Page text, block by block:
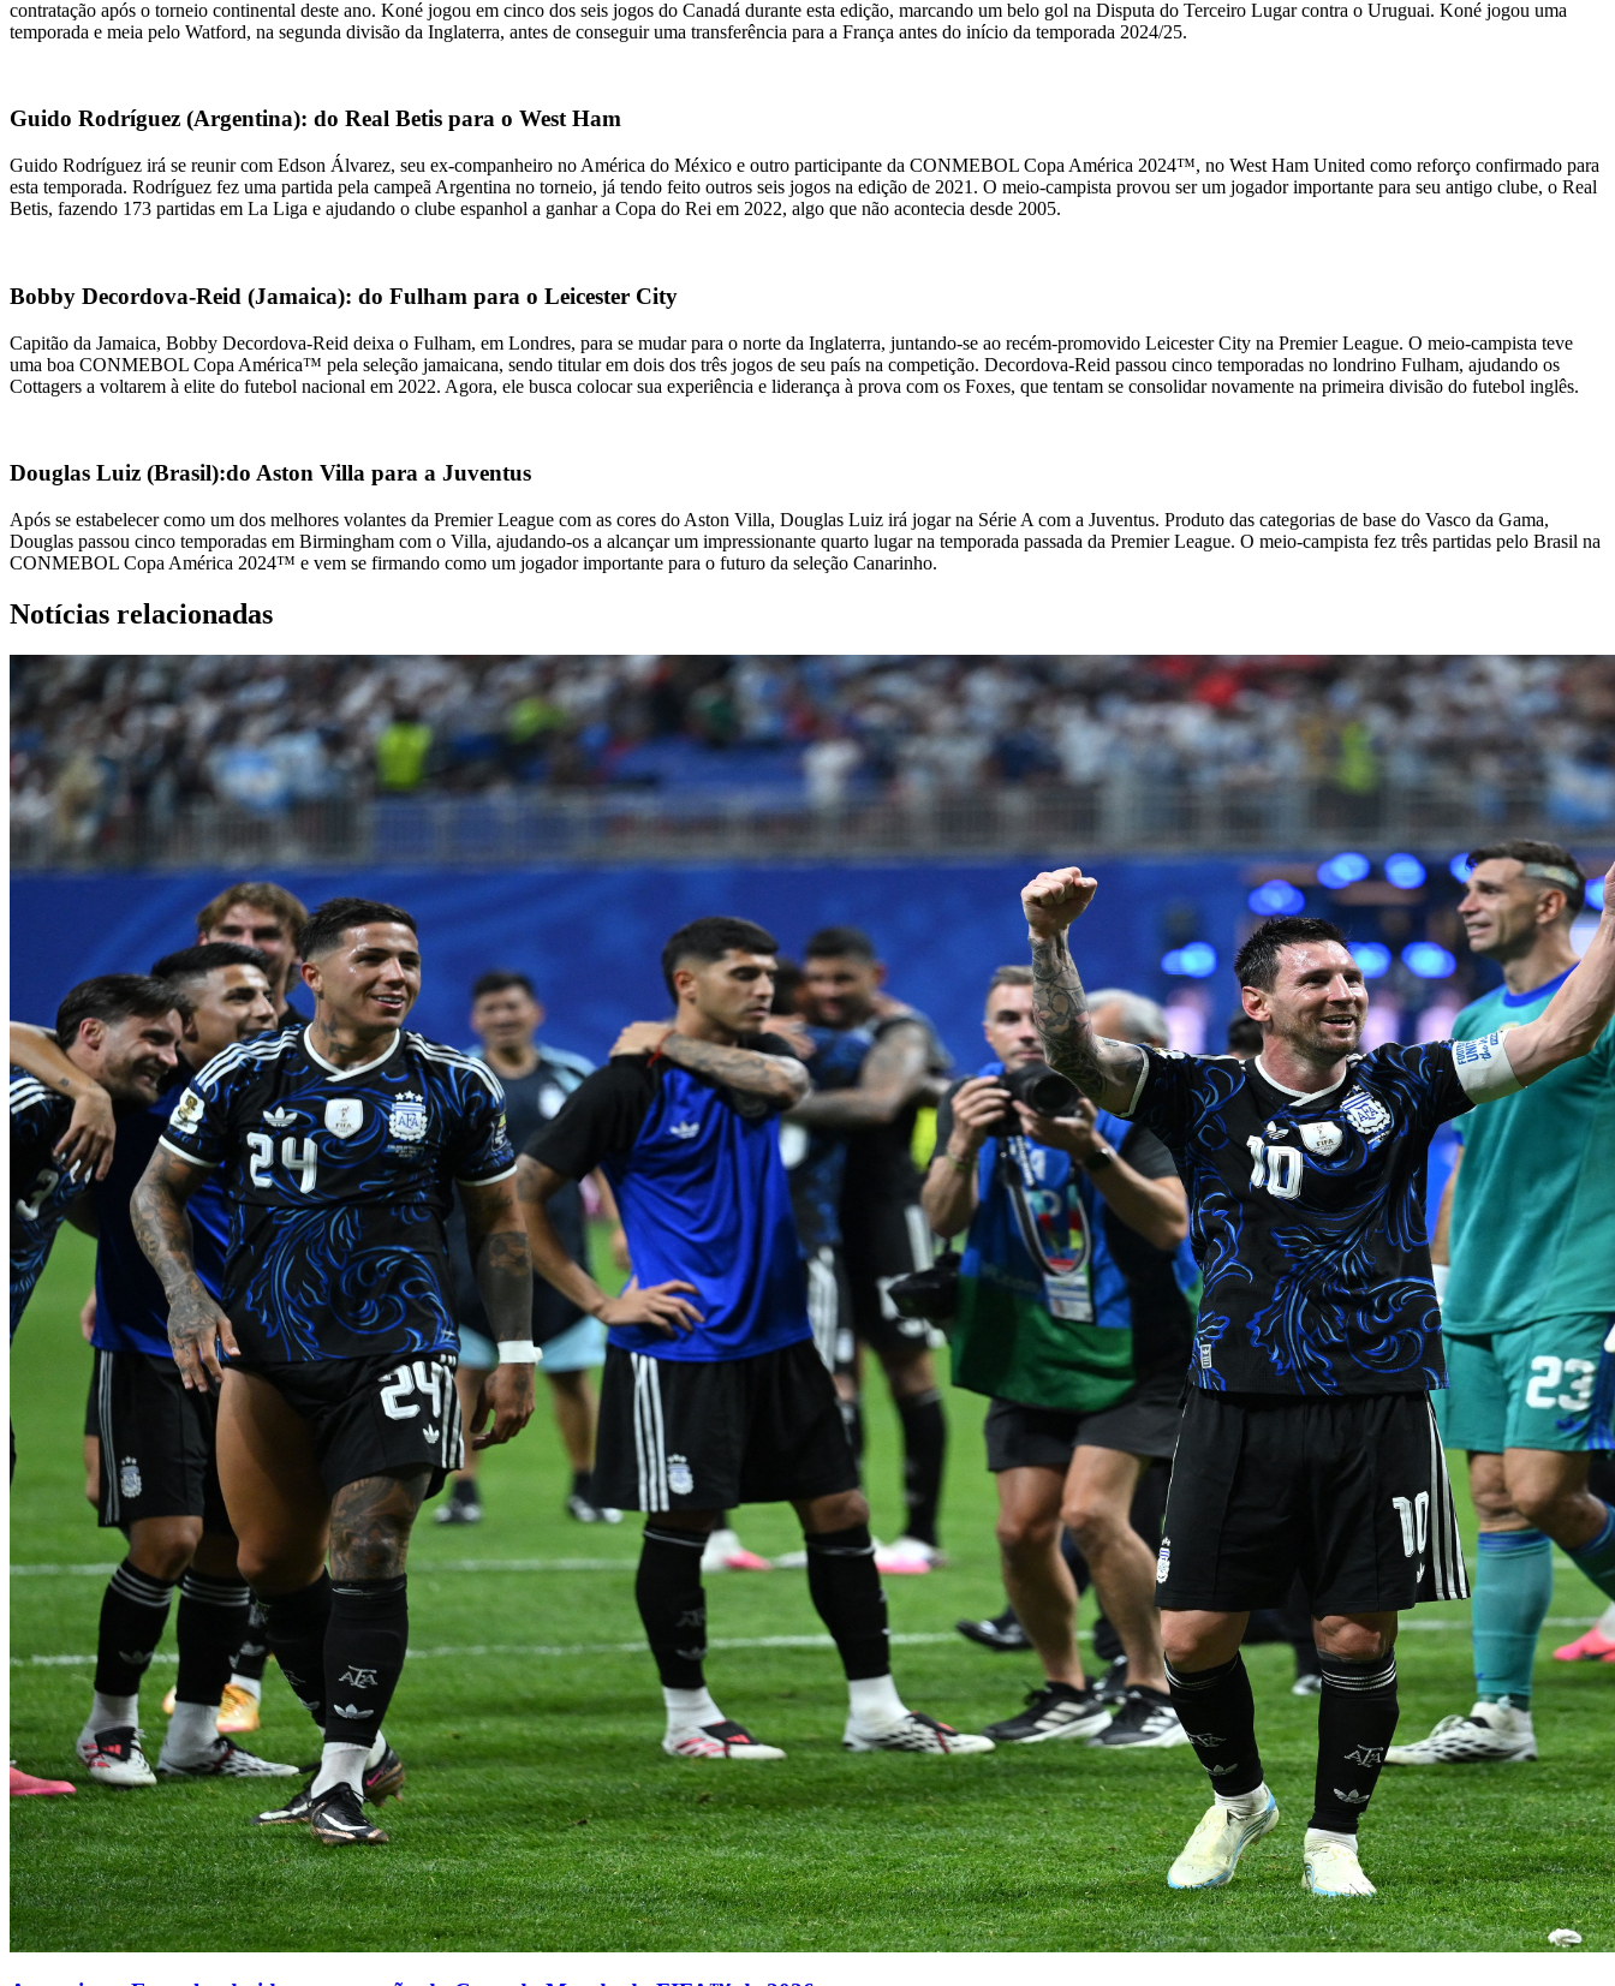
contratação após o torneio continental deste ano. Koné jogou em cinco dos seis jogos do Canadá durante esta edição, marcando um belo gol na Disputa do Terceiro Lugar contra o Uruguai. Koné jogou uma
temporada e meia pelo Watford, na segunda divisão da Inglaterra, antes de conseguir uma transferência para a França antes do início da temporada 2024/25.
Guido Rodríguez (Argentina): do Real Betis para o West Ham
Guido Rodríguez irá se reunir com Edson Álvarez, seu ex-companheiro no América do México e outro participante da CONMEBOL Copa América 2024™, no West Ham United como reforço confirmado para
esta temporada. Rodríguez fez uma partida pela campeã Argentina no torneio, já tendo feito outros seis jogos na edição de 2021. O meio-campista provou ser um jogador importante para seu antigo clube, o Real
Betis, fazendo 173 partidas em La Liga e ajudando o clube espanhol a ganhar a Copa do Rei em 2022, algo que não acontecia desde 2005.
Bobby Decordova-Reid (Jamaica): do Fulham para o Leicester City
Capitão da Jamaica, Bobby Decordova-Reid deixa o Fulham, em Londres, para se mudar para o norte da Inglaterra, juntando-se ao recém-promovido Leicester City na Premier League. O meio-campista teve
uma boa CONMEBOL Copa América™ pela seleção jamaicana, sendo titular em dois dos três jogos de seu país na competição. Decordova-Reid passou cinco temporadas no londrino Fulham, ajudando os
Cottagers a voltarem à elite do futebol nacional em 2022. Agora, ele busca colocar sua experiência e liderança à prova com os Foxes, que tentam se consolidar novamente na primeira divisão do futebol inglês.
Douglas Luiz (Brasil):do Aston Villa para a Juventus
Após se estabelecer como um dos melhores volantes da Premier League com as cores do Aston Villa, Douglas Luiz irá jogar na Série A com a Juventus. Produto das categorias de base do Vasco da Gama,
Douglas passou cinco temporadas em Birmingham com o Villa, ajudando-os a alcançar um impressionante quarto lugar na temporada passada da Premier League. O meio-campista fez três partidas pelo Brasil na
CONMEBOL Copa América 2024™ e vem se firmando como um jogador importante para o futuro da seleção Canarinho.
Notícias relacionadas